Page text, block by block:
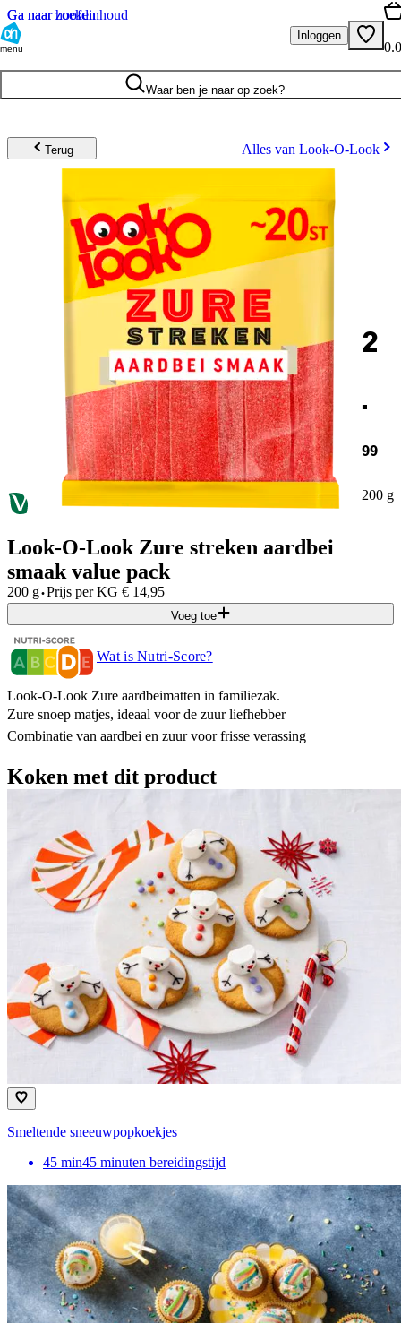
Ga naar hoofdinhoud
Ga naar zoeken
menu
Inloggen
Waar ben je naar op zoek?
Terug Alles van Look-O-Look
2
.
99
200 g
Look-O-Look Zure streken aardbei
smaak value pack
200 g·Prijs per KG € 14,95
Voeg toe
Wat is Nutri-Score?
Look-O-Look Zure aardbeimatten in familiezak.
Zure snoep matjes, ideaal voor de zuur liefhebber
Combinatie van aardbei en zuur voor frisse verassing
Koken met dit product
Smeltende sneeuwpopkoekjes
45 min45 minuten bereidingstijd